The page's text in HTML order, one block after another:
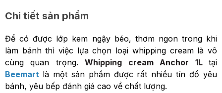
Chi tiết sản phẩm
Để có được lớp kem ngậy béo, thơm ngon trong khi
làm bánh thì việc lựa chọn loại whipping cream là vô
cùng quan trọng.
Whipping cream Anchor 1L
tại
Beemart là một sản phẩm được rất nhiều tín đồ yêu
bánh, yêu bếp đánh giá cao về chất lượng.